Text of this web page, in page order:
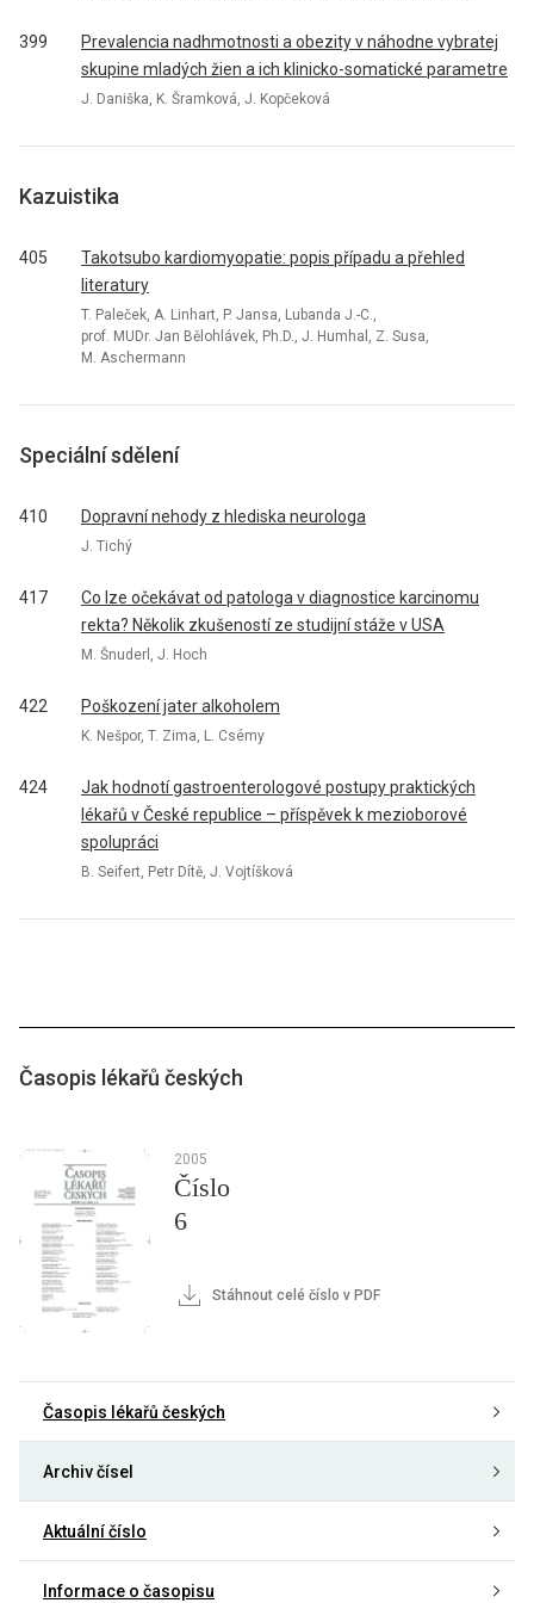
399
Prevalencia nadhmotnosti a obezity v náhodne vybratej
skupine mladých žien a ich klinicko-somatické parametre
J. Daniška, K. Šramková, J. Kopčeková
Kazuistika
405
Takotsubo kardiomyopatie: popis případu a přehled
literatury
T. Paleček, A. Linhart, P. Jansa, Lubanda J.-C.,
prof. MUDr. Jan Bělohlávek, Ph.D., J. Humhal, Z. Susa,
M. Aschermann
Speciální sdělení
410 Dopravní nehody z hlediska neurologa
J. Tichý
417
Co lze očekávat od patologa v diagnostice karcinomu
rekta? Několik zkušeností ze studijní stáže v USA
M. Šnuderl, J. Hoch
422 Poškození jater alkoholem
K. Nešpor, T. Zima, L. Csémy
424
Jak hodnotí gastroenterologové postupy praktických
lékařů v České republice – příspěvek k mezioborové
spolupráci
B. Seifert, Petr Dítě, J. Vojtíšková
Časopis lékařů českých
2005
Číslo
6
Stáhnout celé číslo v PDF
Časopis lékařů českých
Archiv čísel
Aktuální číslo
Informace o časopisu